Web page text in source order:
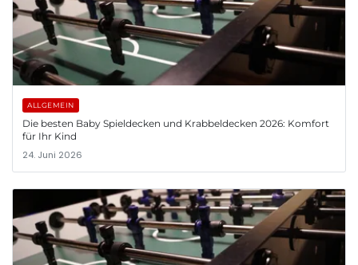
ALLGEMEIN
Die besten Baby Spieldecken und Krabbeldecken 2026: Komfort
für Ihr Kind
24. Juni 2026